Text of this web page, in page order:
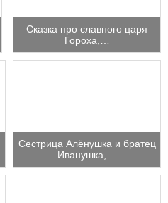
Сказка про славного царя
Гороха,…
Сестрица Алёнушка и братец
Иванушка,…